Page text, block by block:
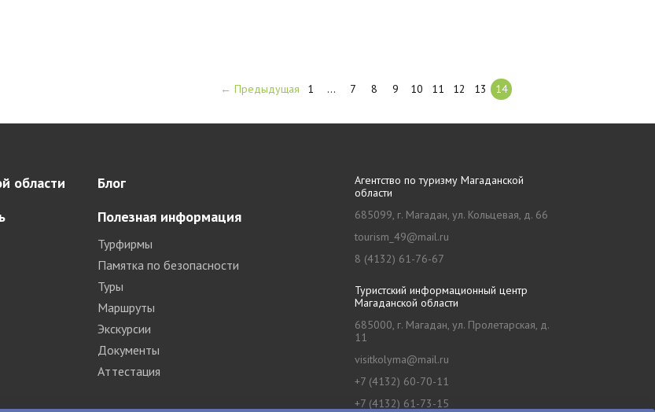
← Предыдущая 1 … 7 8 9 10 11 12 13 14
области
Блог
Полезная информация
Турфирмы
Памятка по безопасности
Туры
Маршруты
Экскурсии
Документы
Аттестация
Агентство по туризму Магаданской
области
685099, г. Магадан, ул. Кольцевая, д. 66
tourism_49@mail.ru
8 (4132) 61-76-67
Туристский информационный центр
Магаданской области
685000, г. Магадан, ул. Пролетарская, д.
11
visitkolyma@mail.ru
+7 (4132) 60-70-11
+7 (4132) 61-73-15